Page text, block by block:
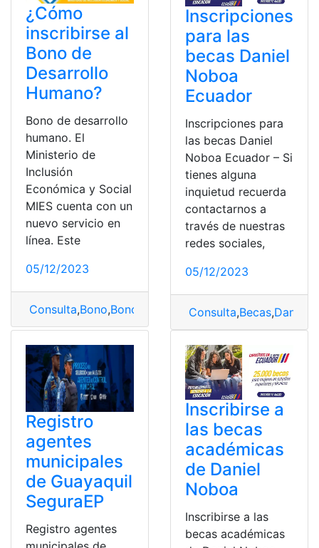
¿Cómo
inscribirse al
Bono de
Desarrollo
Humano?
Bono de desarrollo
humano. El
Ministerio de
Inclusión
Económica y Social
MIES cuenta con un
nuevo servicio en
línea. Este
05/12/2023
Consulta,Bono,Bono de Desarrollo Humano,
Inscripciones
para las
becas Daniel
Noboa
Ecuador
Inscripciones para
las becas Daniel
Noboa Ecuador – Si
tienes alguna
inquietud recuerda
contactarnos a
través de nuestras
redes sociales,
05/12/2023
Consulta,Becas,Daniel
Registro
agentes
municipales
de Guayaquil
SeguraEP
Registro agentes
Inscribirse a
las becas
académicas
de Daniel
Noboa
Inscribirse a las
becas académicas